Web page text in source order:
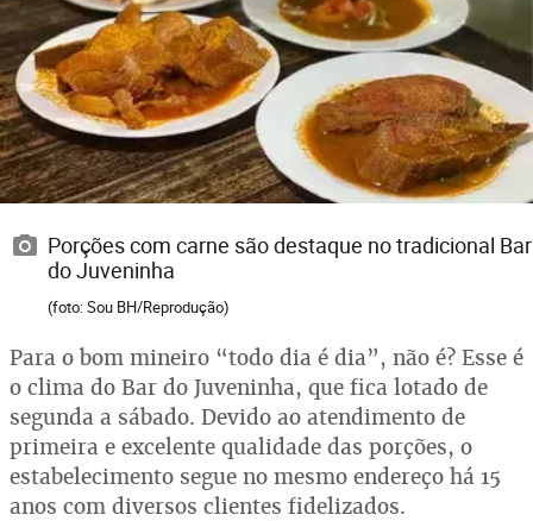
Porções com carne são destaque no tradicional Bar
do Juveninha
(foto: Sou BH/Reprodução)
Para o bom mineiro “todo dia é dia”, não é? Esse é
o clima do Bar do Juveninha, que fica lotado de
segunda a sábado. Devido ao atendimento de
primeira e excelente qualidade das porções, o
estabelecimento segue no mesmo endereço há 15
anos com diversos clientes fidelizados.